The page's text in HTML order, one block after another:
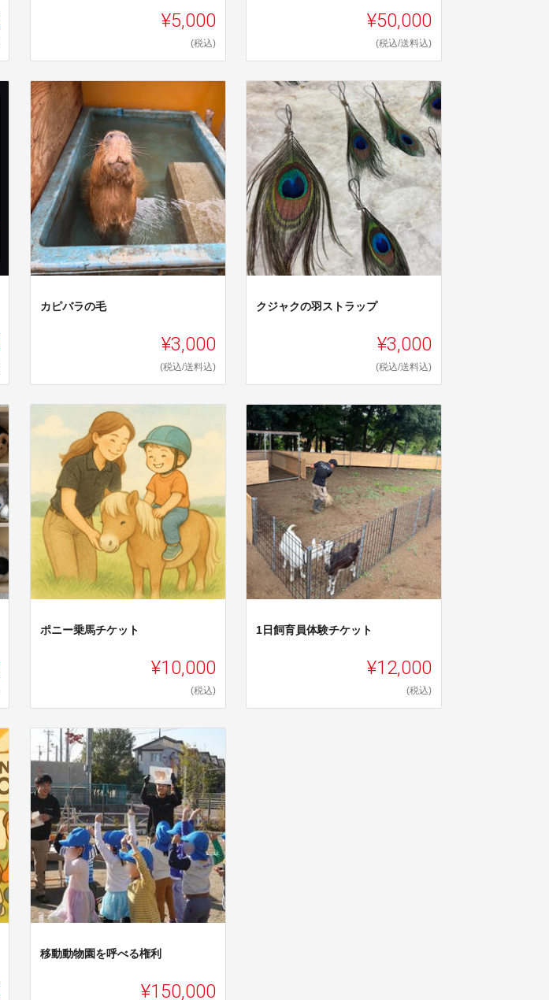
¥5,000
(税込)
¥50,000
(税込/送料込)
カピバラの毛
¥3,000
(税込/送料込)
クジャクの羽ストラップ
¥3,000
(税込/送料込)
ポニー乗馬チケット
¥10,000
(税込)
1日飼育員体験チケット
¥12,000
(税込)
移動動物園を呼べる権利
¥150,000